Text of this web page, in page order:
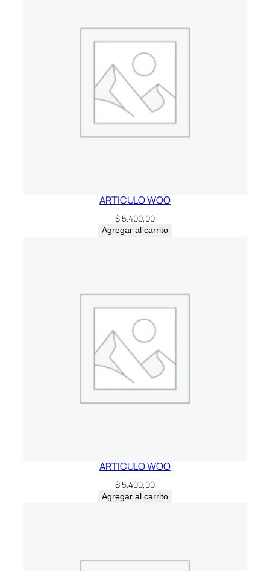
ARTICULO WOO
$ 5.400,00
Agregar al carrito
ARTICULO WOO
$ 5.400,00
Agregar al carrito